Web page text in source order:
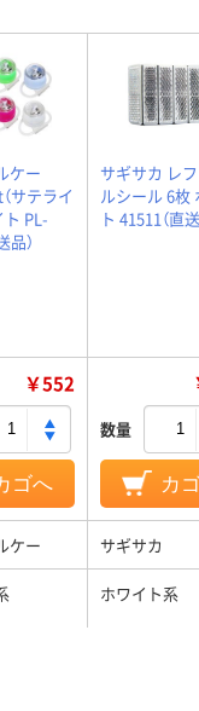
ケー
サテライ
ト PL-
品）
サギサカ レ
ルシール 6枚
ト 41511（直
￥552
ゴへ
数量
カ
ケー サギサカ
ホワイト系